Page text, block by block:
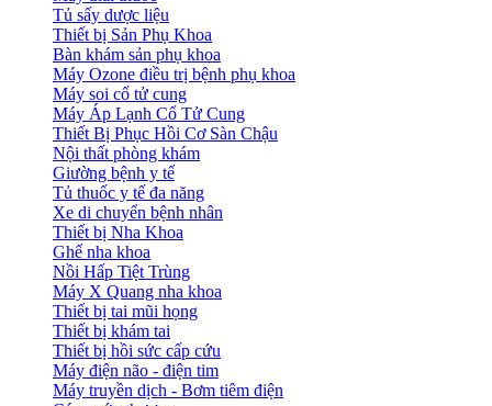
Tủ sấy dược liệu
Thiết bị Sản Phụ Khoa
Bàn khám sản phụ khoa
Máy Ozone điều trị bệnh phụ khoa
Máy soi cổ tử cung
Máy Áp Lạnh Cổ Tử Cung
Thiết Bị Phục Hồi Cơ Sàn Chậu
Nội thất phòng khám
Giường bệnh y tế
Tủ thuốc y tế đa năng
Xe di chuyển bệnh nhân
Thiết bị Nha Khoa
Ghế nha khoa
Nồi Hấp Tiệt Trùng
Máy X Quang nha khoa
Thiết bị tai mũi họng
Thiết bị khám tai
Thiết bị hồi sức cấp cứu
Máy điện não - điện tim
Máy truyền dịch - Bơm tiêm điện